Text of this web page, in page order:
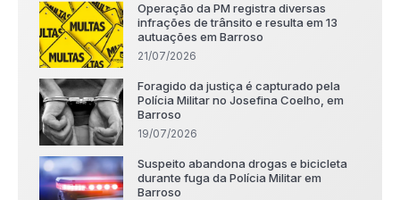
Operação da PM registra diversas
infrações de trânsito e resulta em 13
autuações em Barroso
21/07/2026
Foragido da justiça é capturado pela
Polícia Militar no Josefina Coelho, em
Barroso
19/07/2026
Suspeito abandona drogas e bicicleta
durante fuga da Polícia Militar em
Barroso